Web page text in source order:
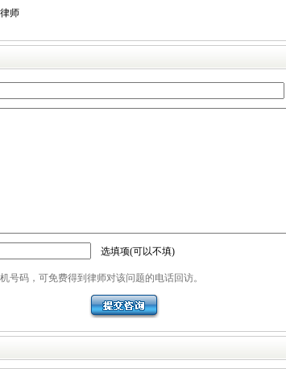
师
选填项(可以不填)
号码，可免费得到律师对该问题的电话回访。